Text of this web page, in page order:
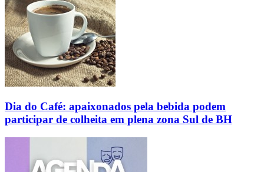
Dia do Café: apaixonados pela bebida podem
participar de colheita em plena zona Sul de BH